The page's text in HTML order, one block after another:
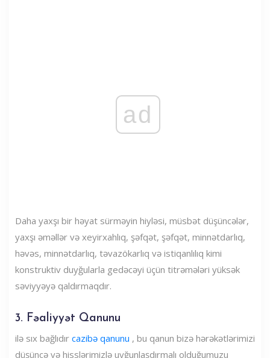
ad
Daha yaxşı bir həyat sürməyin hiyləsi, müsbət düşüncələr,
yaxşı əməllər və xeyirxahlıq, şəfqət, şəfqət, minnətdarlıq,
həvəs, minnətdarlıq, təvazökarlıq və istiqanlılıq kimi
konstruktiv duyğularla gedəcəyi üçün titrəmələri yüksək
səviyyəyə qaldırmaqdır.
3. Fəaliyyət Qanunu
ilə sıx bağlıdır cazibə qanunu , bu qanun bizə hərəkətlərimizi
düşüncə və hisslərimizlə uyğunlaşdırmalı olduğumuzu